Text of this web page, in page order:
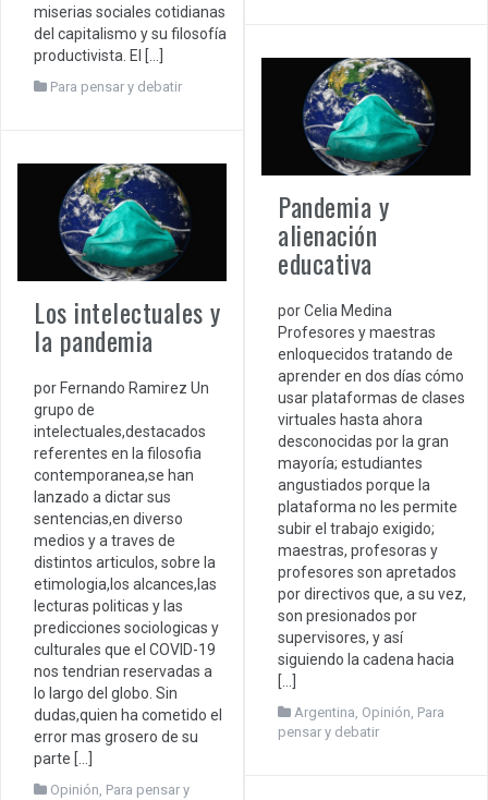
miserias sociales cotidianas
del capitalismo y su filosofía
productivista. El […]
Para pensar y debatir
Pandemia y
alienación
educativa
por Celia Medina
Profesores y maestras
enloquecidos tratando de
aprender en dos días cómo
usar plataformas de clases
virtuales hasta ahora
desconocidas por la gran
mayoría; estudiantes
angustiados porque la
plataforma no les permite
subir el trabajo exigido;
maestras, profesoras y
profesores son apretados
por directivos que, a su vez,
son presionados por
supervisores, y así
siguiendo la cadena hacia
[…]
Argentina Opinión Para
pensar y debatir
Los intelectuales y
la pandemia
por Fernando Ramirez Un
grupo de
intelectuales,destacados
referentes en la filosofia
contemporanea,se han
lanzado a dictar sus
sentencias,en diverso
medios y a traves de
distintos articulos, sobre la
etimologia,los alcances,las
lecturas politicas y las
predicciones sociologicas y
culturales que el COVID-19
nos tendrian reservadas a
lo largo del globo. Sin
dudas,quien ha cometido el
error mas grosero de su
parte […]
Opinión Para pensar y